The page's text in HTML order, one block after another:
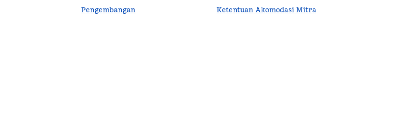
Pengembangan
Ketentuan Akomodasi Mitra